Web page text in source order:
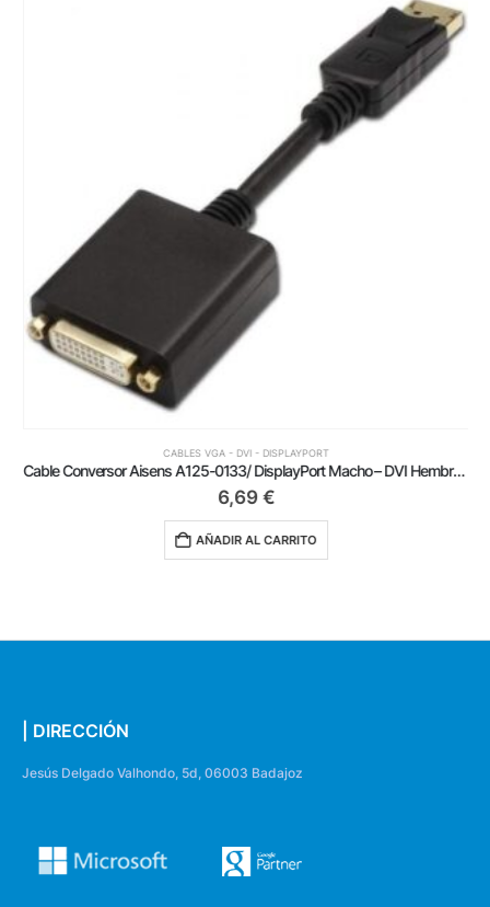
CABLES VGA - DVI - DISPLAYPORT
Cable Conversor Aisens A125-0133/ DisplayPort Macho – DVI Hembra/ 15cm/ Negro
6,69 €
AÑADIR AL CARRITO
| DIRECCIÓN
Jesús Delgado Valhondo, 5d, 06003 Badajoz